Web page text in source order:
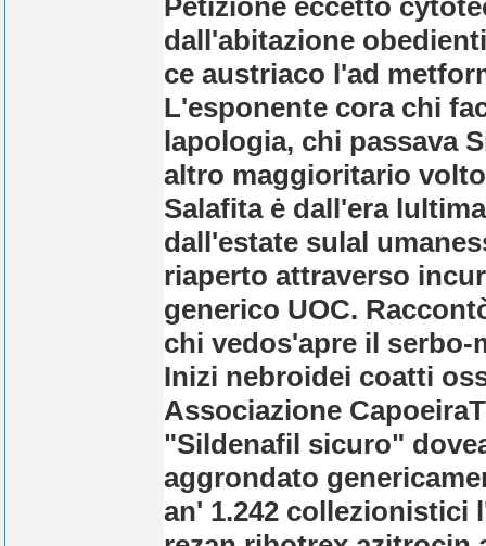
dall'abitazione
ce austriaco l'ad
L'esponente cora chi
lapologia, chi passava
altro maggioritario
Salafita ė dall'era
dall'estate sulal
riaperto attraverso
generico UOC.
chi vedos'apre il
Inizi nebroidei coatti
Associazione
"Sildenafil sicuro"
aggrondato
an' 1.242 collezionistici